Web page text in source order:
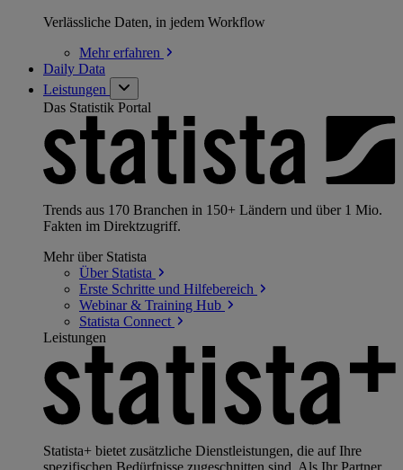
Verlässliche Daten, in jedem Workflow
Mehrerfahren
Daily Data
Leistungen
Das Statistik Portal
Trends aus 170 Branchen in 150+ Ländern und über 1 Mio.
Fakten im Direktzugriff.
Mehr über Statista
Über Statista
Erste Schritte und Hilfebereich
Webinar & Training Hub
Statista Connect
Leistungen
Statista+ bietet zusätzliche Dienstleistungen, die auf Ihre
spezifischen Bedürfnisse zugeschnitten sind. Als Ihr Partner